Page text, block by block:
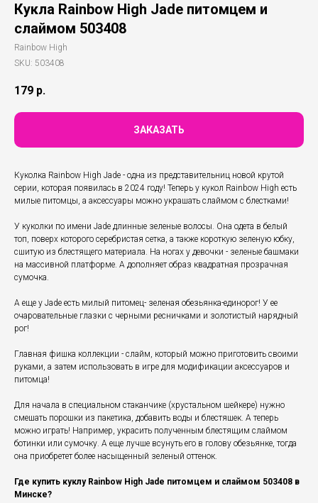
Кукла Rainbow High Jade питомцем и
слаймом 503408
Rainbow High
SKU: 503408
179 р.
ЗАКАЗАТЬ
Куколка Rainbow High Jade - одна из представительниц новой крутой
серии, которая появилась в 2024 году! Теперь у кукол Rainbow High есть
милые питомцы, а аксессуары можно украшать слаймом с блестками!
У куколки по имени Jade длинные зеленые волосы. Она одета в белый
топ, поверх которого серебристая сетка, а также короткую зеленую юбку,
сшитую из блестящего материала. На ногах у девочки - зеленые башмаки
на массивной платформе. А дополняет образ квадратная прозрачная
сумочка.
А еще у Jade есть милый питомец- зеленая обезьянка-единорог! У ее
очаровательные глазки с черными ресничками и золотистый нарядный
рог!
Главная фишка коллекции - слайм, который можно приготовить своими
руками, а затем использовать в игре для модификации аксессуаров и
питомца!
Для начала в специальном стаканчике (хрустальном шейкере) нужно
смешать порошки из пакетика, добавить воды и блестяшек. А теперь
можно играть! Например, украсить полученным блестящим слаймом
ботинки или сумочку. А еще лучше всунуть его в голову обезьянке, тогда
она приобретет более насыщенный зеленый оттенок.
Где купить куклу Rainbow High Jade питомцем и слаймом 503408 в
Минске?